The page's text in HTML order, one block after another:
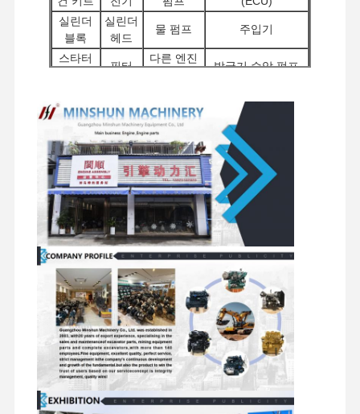
디젤 엔진
미츠비시 엔진
엔진은 장비를 재건합니다
인젝션 펌프
터보 차저 조립체
다른 엔진 부품
전자 제어 시스템
엔진 전기 부품
엔진 연료 시스템
굴삭기 유압 부품
굴착기 예비 부품
실린더
블록
실린더
헤드
물 펌프 주입기
스타터
필터
다른 엔진
발굴기 수압 펌프
품
브
터 조립
액세서리